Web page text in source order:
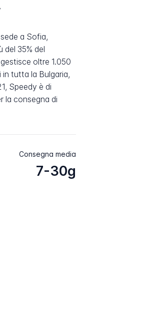
a Sofia,
35% del
oltre 1.050
tutta la Bulgaria,
Speedy è di
la consegna di
Consegna media
7-30g